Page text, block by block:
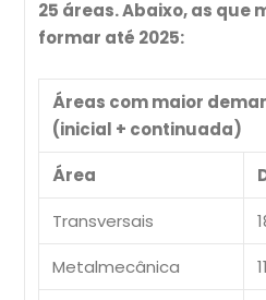
25 áreas. Abaixo, as que
formar até 2025:
Áreas com maior
(inicial + continuada)
Área
Transversais
Metalmecânica